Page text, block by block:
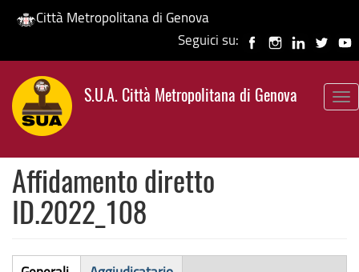
Salta
contenuto
principale
Città Metropolitana di Genova
Seguici su:
S.U.A. Città Metropolitana di Genova
Affidamento diretto
ID.2022_108